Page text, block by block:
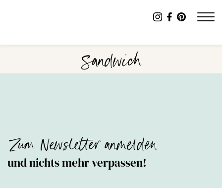
Sandwich
Zum Newsletter anmelden
und nichts mehr verpassen!